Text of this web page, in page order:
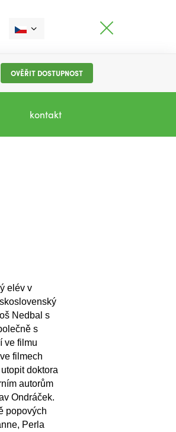
OVĚŘIT DOSTUPNOST
kontakt
elév v
Nedbal s
s
ve filmu
filmech
doktora
autorům
Ondráček.
popových
Perla